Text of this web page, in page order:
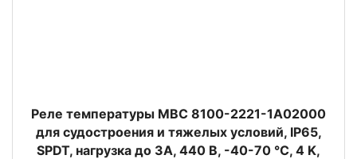
Реле температуры MBC 8100-2221-1A02000
для судостроения и тяжелых условий, IP65,
SPDT, нагрузка до 3А, 440 В, -40-70 °C, 4 K,